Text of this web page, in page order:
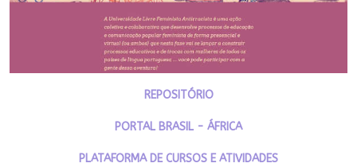
REPOSITÓRIO
PORTAL BRASIL - ÁFRICA
PLATAFORMA DE CURSOS E ATIVIDADES